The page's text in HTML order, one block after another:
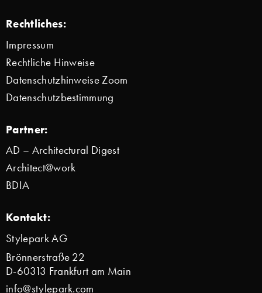
Rechtliches:
Impressum
Rechtliche Hinweise
Datenschutzhinweise Zoom
Datenschutzbestimmung
Partner:
AD – Architectural Digest
Architect@work
BDIA
Kontakt:
Stylepark AG
Brönnerstraße 22
D-60313 Frankfurt am Main
info@stylepark.com